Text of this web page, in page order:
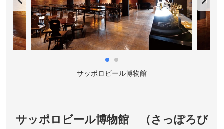
円、小学生未満無料
営業時間／9:00～22:00(展望最終入場 21:50)
休業日／詳しくは公式サイトをご確認ください。
アクセス／地下鉄東西線･南北線 大通駅より徒歩約5
分。 地下鉄東豊線 大通駅より徒歩約1分。 JRさっぽろ
駅南口より徒歩約15分。
さっぽろテレビ塔 公式サイト
サッポロビール博物館
サッポロビール博物館 （さっぽろび